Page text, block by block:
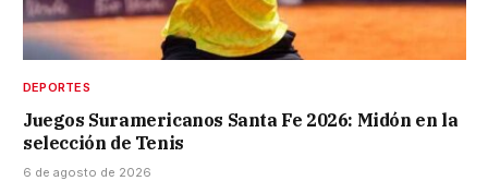
DEPORTES
Juegos Suramericanos Santa Fe 2026: Midón en la
selección de Tenis
6 de agosto de 2026